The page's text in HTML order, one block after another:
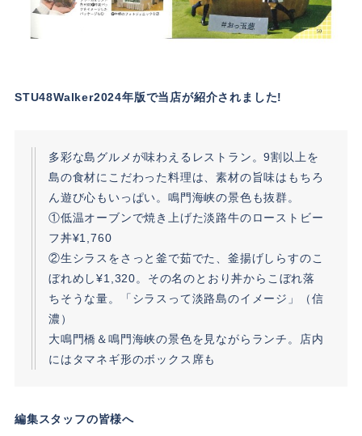
STU48Walker2024年版で当店が紹介されました!
多彩な島グルメが味わえるレストラン。9割以上を
島の食材にこだわった料理は、素材の旨味はもちろ
ん遊び心もいっぱい。鳴門海峡の景色も抜群。
①低温オーブンで焼き上げた淡路牛のローストビー
フ丼¥1,760
②生シラスをさっと釜で茹でた、釜揚げしらすのこ
ぼれめし¥1,320。その名のとおり丼からこぼれ落
ちそうな量。「シラスって淡路島のイメージ」（信
濃）
大鳴門橋＆鳴門海峡の景色を見ながらランチ。店内
にはタマネギ形のボックス席も
編集スタッフの皆様へ